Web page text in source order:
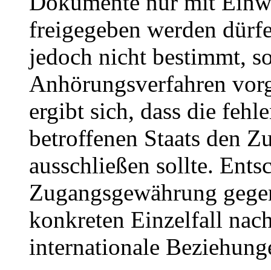
freigegeben werden
jedoch nicht bestimmt,
Anhörungsverfahren
ergibt sich, dass die
betroffenen Staats den
ausschließen sollte.
Zugangsgewährung
konkreten Einzelfall
internationale